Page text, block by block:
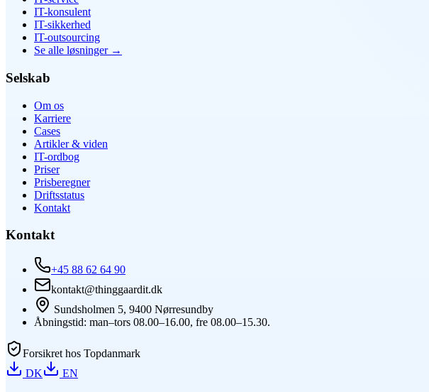
IT-konsulent
IT-sikkerhed
IT-outsourcing
Se alle løsninger→
Selskab
Om os
Karriere
Cases
Artikler & viden
IT-ordbog
Priser
Prisberegner
Driftsstatus
Kontakt
Kontakt
+45 88 62 64 90
kontakt@thinggaardit.dk
Sundsholmen 5, 9400 Nørresundby
Åbningstid: man–tors 08.00–16.00, fre 08.00–15.30.
Forsikret hos Topdanmark
DK
EN